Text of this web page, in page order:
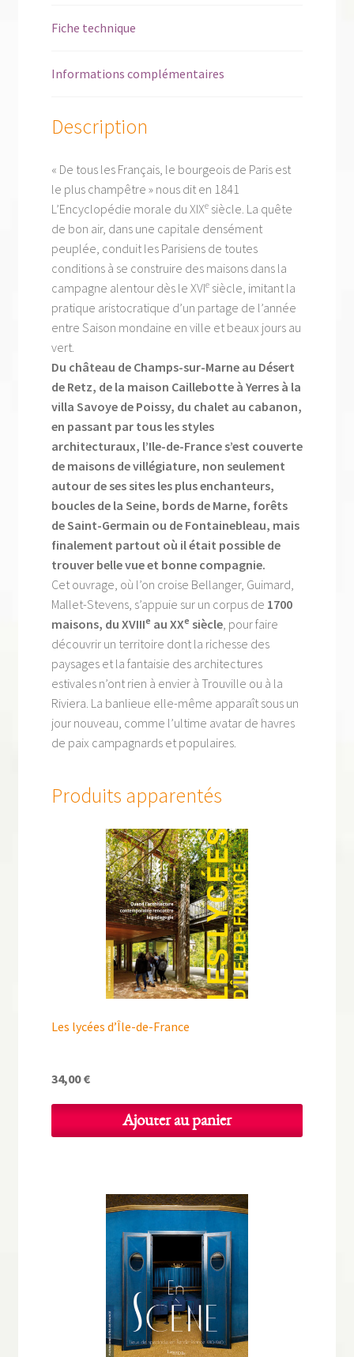
Fiche technique
Informations complémentaires
Description
« De tous les Français, le bourgeois de Paris est
le plus champêtre » nous dit en 1841
L’Encyclopédie morale du XIXesiècle. La quête
de bon air, dans une capitale densément
peuplée, conduit les Parisiens de toutes
conditions à se construire des maisons dans la
campagne alentour dès le XVIesiècle, imitant la
pratique aristocratique d’un partage de l’année
entre Saison mondaine en ville et beaux jours au
vert.
Du château de Champs-sur-Marne au Désert
de Retz, de la maison Caillebotte à Yerres à la
villa Savoye de Poissy, du chalet au cabanon,
en passant par tous les styles
architecturaux, l’Ile-de-France s’est couverte
de maisons de villégiature, non seulement
autour de ses sites les plus enchanteurs,
boucles de la Seine, bords de Marne, forêts
de Saint-Germain ou de Fontainebleau, mais
finalement partout où il était possible de
trouver belle vue et bonne compagnie.
Cet ouvrage, où l’on croise Bellanger, Guimard,
Mallet-Stevens, s’appuie sur un corpus de 1700
maisons, du XVIIIe au XXe siècle, pour faire
découvrir un territoire dont la richesse des
paysages et la fantaisie des architectures
estivales n’ont rien à envier à Trouville ou à la
Riviera. La banlieue elle-même apparaît sous un
jour nouveau, comme l’ultime avatar de havres
de paix campagnards et populaires.
Produits apparentés
Les lycées d’Île-de-France
34,00€
Ajouter au panier